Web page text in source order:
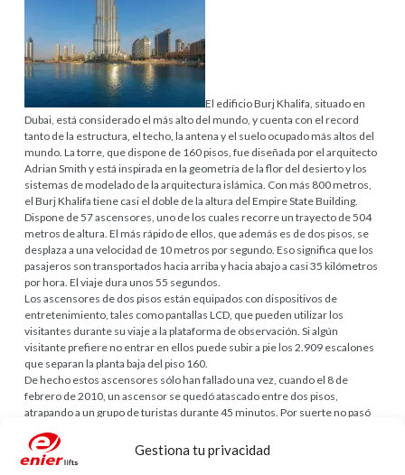
Gestiona tu privacidad
El edificio Burj Khalifa, situado en
Dubai, está considerado el más alto del mundo, y cuenta con el record
tanto de la estructura, el techo, la antena y el suelo ocupado más altos del
mundo. La torre, que dispone de 160 pisos, fue diseñada por el arquitecto
Adrian Smith y está inspirada en la geometría de la flor del desierto y los
sistemas de modelado de la arquitectura islámica. Con más 800 metros,
el Burj Khalifa tiene casi el doble de la altura del Empire State Building.
Dispone de 57 ascensores, uno de los cuales recorre un trayecto de 504
metros de altura. El más rápido de ellos, que además es de dos pisos, se
desplaza a una velocidad de 10 metros por segundo. Eso significa que los
pasajeros son transportados hacia arriba y hacia abajo a casi 35 kilómetros
por hora. El viaje dura unos 55 segundos.
Los ascensores de dos pisos están equipados con dispositivos de
entretenimiento, tales como pantallas LCD, que pueden utilizar los
visitantes durante su viaje a la plataforma de observación. Si algún
visitante prefiere no entrar en ellos puede subir a pie los 2.909 escalones
que separan la planta baja del piso 160.
De hecho estos ascensores sólo han fallado una vez, cuando el 8 de
febrero de 2010, un ascensor se quedó atascado entre dos pisos,
atrapando a un grupo de turistas durante 45 minutos. Por suerte no pasó
Comentarios